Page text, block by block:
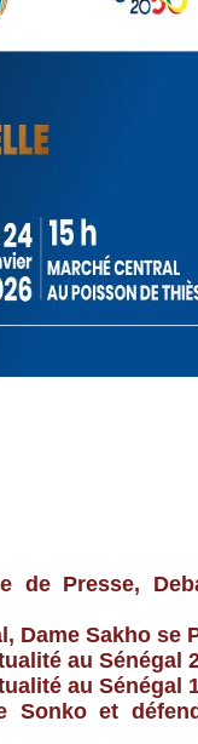
de Presse,
Dame Sakho se
au Sénégal
au Sénégal
Sonko et